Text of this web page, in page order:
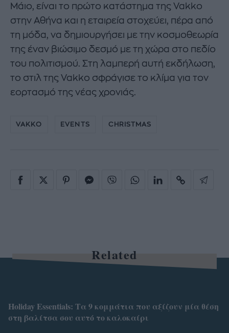
Μάιο, είναι το πρώτο κατάστημα της Vakko
στην Αθήνα και η εταιρεία στοχεύει, πέρα από
τη μόδα, να δημιουργήσει με την κοσμοθεωρία
της έναν βιώσιμο δεσμό με τη χώρα στο πεδίο
του πολιτισμού. Στη λαμπερή αυτή εκδήλωση,
το στιλ της Vakko σφράγισε το κλίμα για τον
εορτασμό της νέας χρονιάς.
VAKKO EVENTS CHRISTMAS
Related
Holiday Essentials: Τα 9 κομμάτια που αξίζουν μία θέση
στη βαλίτσα σου αυτό το καλοκαίρι